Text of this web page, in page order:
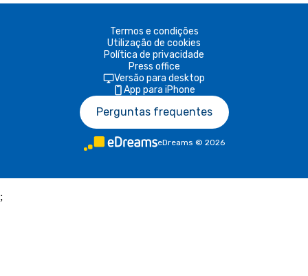
Termos e condições
Utilização de cookies
Política de privacidade
Press office
Versão para desktop
App para iPhone
Perguntas frequentes
eDreams © 2026
;